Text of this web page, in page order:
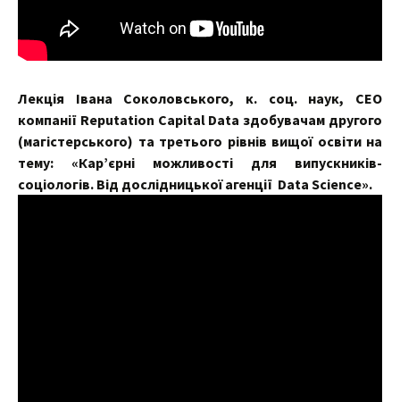
Лекція Івана Соколовського, к. соц. наук, СЕО
компанії Reputation Capital Data здобувачам другого
(магістерського) та третього рівнів вищої освіти на
тему: «Кар’єрні можливості для випускників-
соціологів. Від дослідницької агенції Data Science».